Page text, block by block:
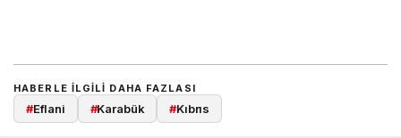
HABERLE ILGILI DAHA FAZLASI
#Eflani #Karabük #Kıbrıs